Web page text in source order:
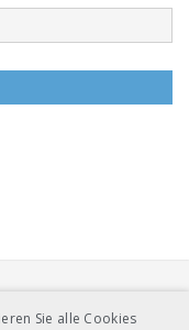
Sie alle Cookies